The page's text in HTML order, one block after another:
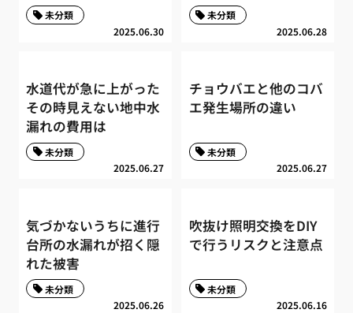
2025.06.30
未分類
2025.06.28
未分類
水道代が急に上がった
その時見えない地中水
漏れの費用は
2025.06.27
未分類
チョウバエと他のコバ
エ発生場所の違い
2025.06.27
未分類
気づかないうちに進行
台所の水漏れが招く隠
れた被害
2025.06.26
未分類
吹抜け照明交換をDIY
で行うリスクと注意点
2025.06.16
未分類